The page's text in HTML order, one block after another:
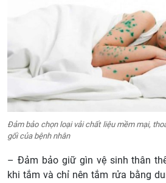
Đảm bảo chọn loại vải chất liệu mềm mại,
gối của bệnh nhân
– Đảm bảo giữ gìn vệ sinh thân
khi tắm và chỉ nên tắm rửa bằng